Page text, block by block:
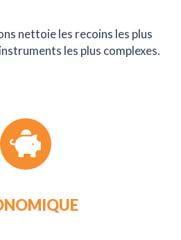
nettoie les recoins les plus
les plus complexes.